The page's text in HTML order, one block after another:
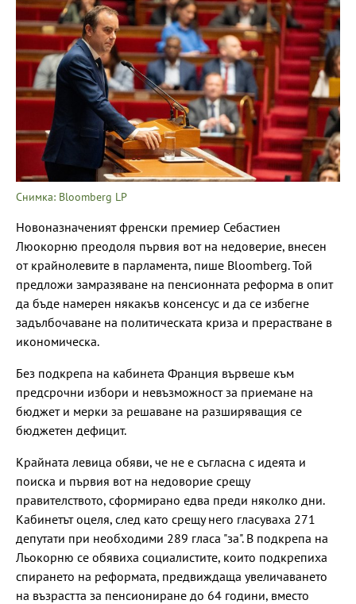
Снимка: Bloomberg LP
Новоназначеният френски премиер Себастиен
Люокорню преодоля първия вот на недоверие, внесен
от крайнолевите в парламента, пише Bloomberg. Той
предложи замразяване на пенсионната реформа в опит
да бъде намерен някакъв консенсус и да се избегне
задълбочаване на политическата криза и прерастване в
икономическа.
Без подкрепа на кабинета Франция вървеше към
предсрочни избори и невъзможност за приемане на
бюджет и мерки за решаване на разширяващия се
бюджетен дефицит.
Крайната левица обяви, че не е съгласна с идеята и
поиска и първия вот на недоворие срещу
правителството, сформирано едва преди няколко дни.
Кабинетът оцеля, след като срещу него гласуваха 271
депутати при необходими 289 гласа "за". В подкрепа на
Льокорню се обявиха социалистите, които подкрепиха
спирането на реформата, предвиждаща увеличаването
на възрастта за пенсиониране до 64 години, вместо